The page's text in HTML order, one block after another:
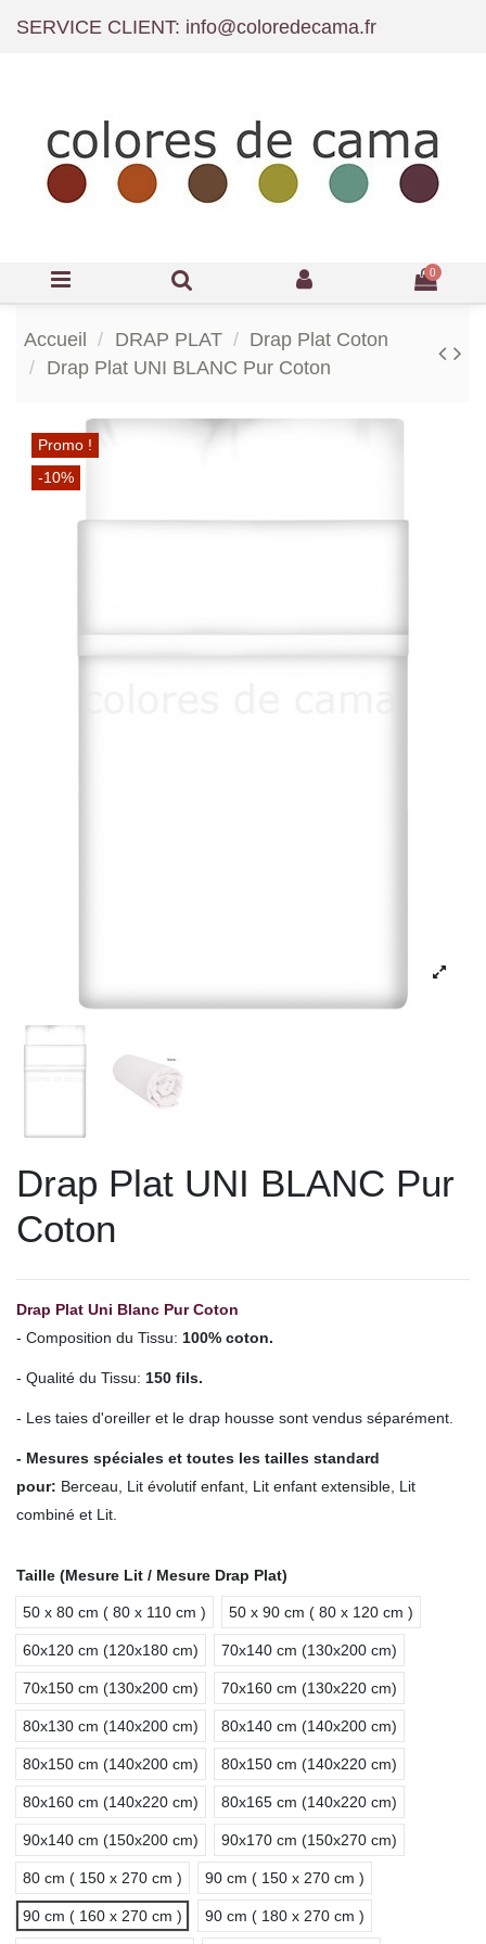
SERVICE CLIENT: info@coloredecama.fr
0
Accueil DRAP PLAT
Drap Plat Coton
Drap Plat UNI BLANC Pur Coton
Promo !
-10%
Drap Plat UNI BLANC Pur
Coton
Drap Plat Uni Blanc Pur Coton
- Composition du Tissu: 100% coton.
- Qualité du Tissu: 150 fils.
- Les taies d'oreiller et le drap housse sont vendus séparément.
- Mesures spéciales et toutes les tailles standard
pour: Berceau, Lit évolutif enfant, Lit enfant extensible, Lit
combiné et Lit.
Taille (Mesure Lit / Mesure Drap Plat)
50 x 80 cm ( 80 x 110 cm ) 50 x 90 cm ( 80 x 120 cm )
60x120 cm (120x180 cm) 70x140 cm (130x200 cm)
70x150 cm (130x200 cm) 70x160 cm (130x220 cm)
80x130 cm (140x200 cm) 80x140 cm (140x200 cm)
80x150 cm (140x200 cm) 80x150 cm (140x220 cm)
80x160 cm (140x220 cm) 80x165 cm (140x220 cm)
90x140 cm (150x200 cm) 90x170 cm (150x270 cm)
80 cm ( 150 x 270 cm ) 90 cm ( 150 x 270 cm )
90 cm ( 160 x 270 cm ) 90 cm ( 180 x 270 cm )